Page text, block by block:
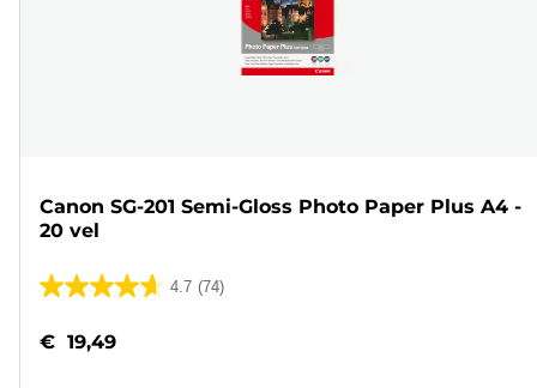
Canon SG-201 Semi-Gloss Photo Paper Plus A4 -
20 vel
4.7 (74)
4.7
de
€ 19,49